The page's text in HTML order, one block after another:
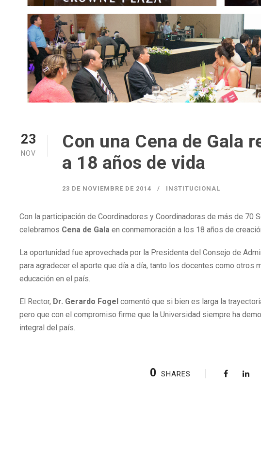
23
NOV
Con una Cena de Gala
a 18 años de vida
23 DE NOVIEMBRE DE 2014 INSTITUCIONAL
Con la participación de Coordinadores y Coordinadoras de más de 70
celebramos Cena de Gala en conmemoración a los 18 años de
La oportunidad fue aprovechada por la Presidenta del Consejo de
para agradecer el aporte que día a día, tanto los docentes como otros
educación en el país.
El Rector, Dr. Gerardo Fogel comentó que si bien es larga la
pero que con el compromiso firme que la Universidad siempre ha
integral del país.
0 SHARES